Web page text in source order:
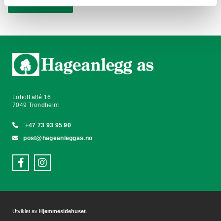
Loholt allé 16
7049 Trondheim
 +47 73 93 95 90
 post@hageanleggas.no
Utviklet av Hjemmesidehuset